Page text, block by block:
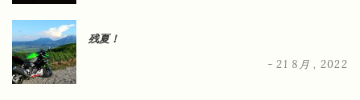
残夏！
- 21 8月 , 2022